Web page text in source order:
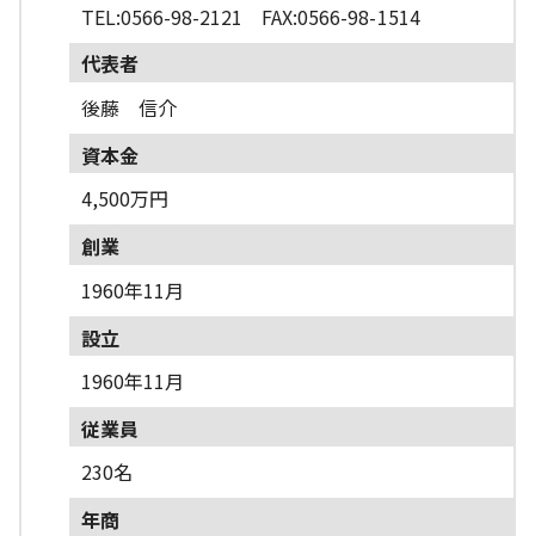
TEL:0566-98-2121 FAX:0566-98-1514
代表者
後藤 信介
資本金
4,500万円
創業
1960年11月
設立
1960年11月
従業員
230名
年商